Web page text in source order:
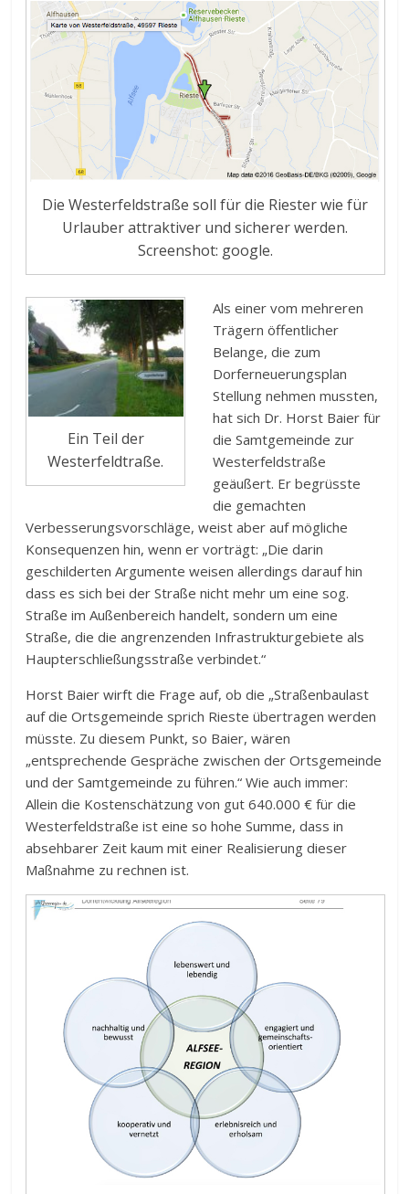
Die Westerfeldstraße soll für die Riester wie für
Urlauber attraktiver und sicherer werden.
Screenshot: google.
Ein Teil der
Westerfeldtraße.
Als einer vom mehreren
Trägern öffentlicher
Belange, die zum
Dorferneuerungsplan
Stellung nehmen mussten,
hat sich Dr. Horst Baier für
die Samtgemeinde zur
Westerfeldstraße
geäußert. Er begrüsste
die gemachten
Verbesserungsvorschläge, weist aber auf mögliche
Konsequenzen hin, wenn er vorträgt: „Die darin
geschilderten Argumente weisen allerdings darauf hin
dass es sich bei der Straße nicht mehr um eine sog.
Straße im Außenbereich handelt, sondern um eine
Straße, die die angrenzenden Infrastrukturgebiete als
Haupterschließungsstraße verbindet.“
Horst Baier wirft die Frage auf, ob die „Straßenbaulast
auf die Ortsgemeinde sprich Rieste übertragen werden
müsste. Zu diesem Punkt, so Baier, wären
„entsprechende Gespräche zwischen der Ortsgemeinde
und der Samtgemeinde zu führen.“ Wie auch immer:
Allein die Kostenschätzung von gut 640.000 € für die
Westerfeldstraße ist eine so hohe Summe, dass in
absehbarer Zeit kaum mit einer Realisierung dieser
Maßnahme zu rechnen ist.